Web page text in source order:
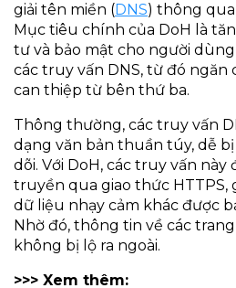
giải tên miền (DNS) thông
Mục tiêu chính của DoH là
tư và bảo mật cho người
các truy vấn DNS, từ đó ngăn
can thiệp từ bên thứ ba.​
Thông thường, các truy vấn
dạng văn bản thuần túy, dễ
dõi. Với DoH, các truy vấn này
truyền qua giao thức HTTPS,
dữ liệu nhạy cảm khác được
Nhờ đó, thông tin về các
không bị lộ ra ngoài.​
>>> Xem thêm: